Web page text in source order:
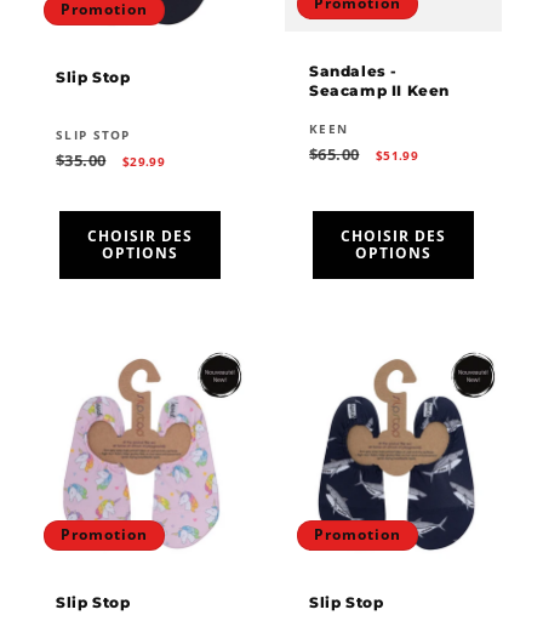
Promotion
Slip Stop
Fournisseur :
SLIP STOP
Prix
$35.00
Prix
$29.99
CHOISIR DES
OPTIONS
Sandales -
Seacamp II Keen
Fournisseur :
KEEN
Prix
$65.00
Prix
$51.99
CHOISIR DES
OPTIONS
Promotion
Slip Stop
Promotion
Slip Stop